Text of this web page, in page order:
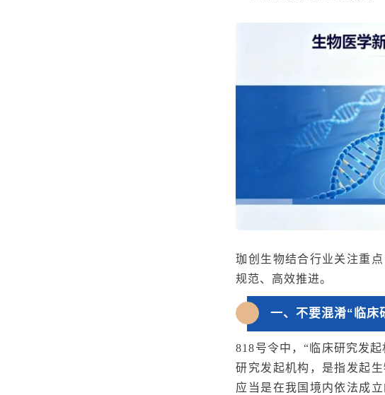
珈创生物结合行业关注重
规范、高效推进。
一、不要混淆“临床
818号令中，“临床研究发
研究发起机构，是指发起
应当是在我国境内依法成